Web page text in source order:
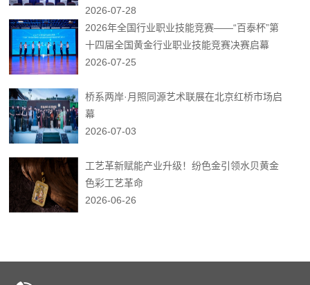
2026-07-28
2026年全国行业职业技能竞赛——“百泰杯”第
十四届全国黄金行业职业技能竞赛决赛启幕
2026-07-25
桥系两岸·月照同源艺术联展在北京红桥市场启
幕
2026-07-03
工艺革新赋能产业升级！纷色金引领水贝黄金
色彩工艺革命
2026-06-26